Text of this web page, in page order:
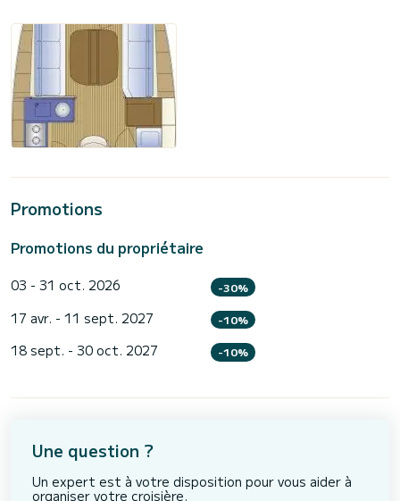
Promotions
Promotions du propriétaire
03 - 31 oct. 2026 -30%
17 avr. - 11 sept. 2027 -10%
18 sept. - 30 oct. 2027 -10%
Une question ?
Un expert est à votre disposition pour vous aider à
organiser votre croisière.